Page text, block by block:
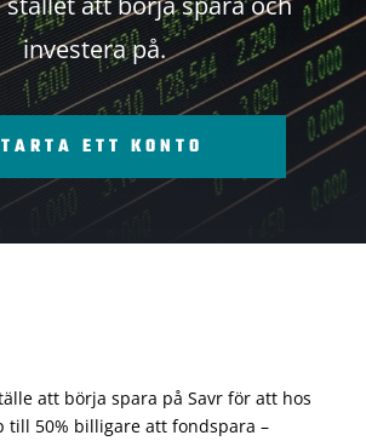
investera på.
ETT KONTO
att börja spara på Savr för att hos
till 50% billigare att fondspara –